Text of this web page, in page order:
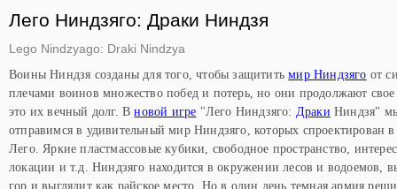
Лего Ниндзяго: Драки Ниндзя
Lego Nindzyago: Draki Nindzya
Воины Ниндзя созданы для того, чтобы защититьмир Ниндзяго от
плечами воинов множество побед и потерь, но они продолжают свое
это их вечный долг. Вновой игре "Лего Ниндзяго: Драки Ниндзя"
отправимся в удивительный мир Ниндзяго, которых спроектирован в
Лего. Яркие пластмассовые кубики, свободное пространство,
локации и т.д. Ниндзяго находится в окружении лесов и водоемов,
гор и выглядит как райское место. Но в один день темная армия